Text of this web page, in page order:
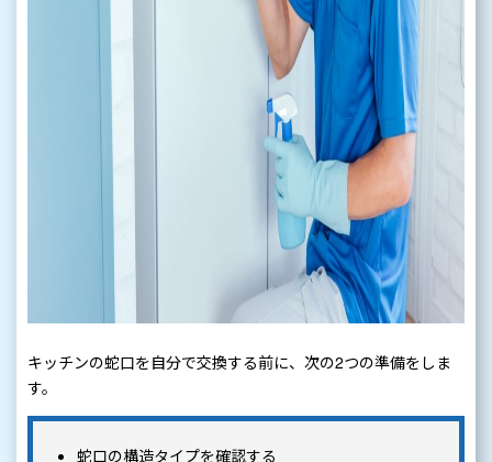
キッチンの蛇口を自分で交換する前に、次の2つの準備をしま
す。
蛇口の構造タイプを確認する